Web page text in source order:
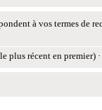
à vos termes de
plus récent en premier) ·